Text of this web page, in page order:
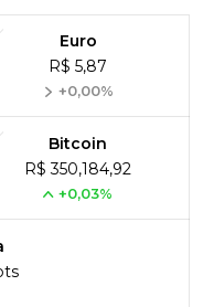
Euro
R$ 5,87
+0,00%
Bitcoin
R$ 350,184,92
+0,03%